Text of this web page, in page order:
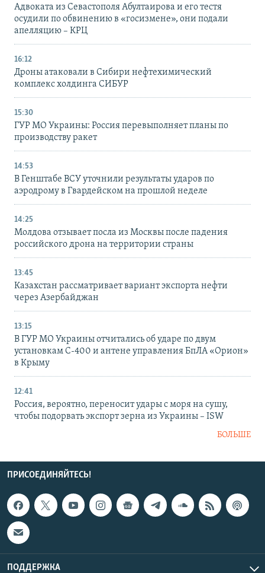
Адвоката из Севастополя Абултаирова и его тестя
осудили по обвинению в «госизмене», они подали
апелляцию – КРЦ
16:12
Дроны атаковали в Сибири нефтехимический
комплекс холдинга СИБУР
15:30
ГУР МО Украины: Россия перевыполняет планы по
производству ракет
14:53
В Генштабе ВСУ уточнили результаты ударов по
аэродрому в Гвардейском на прошлой неделе
14:25
Молдова отзывает посла из Москвы после падения
российского дрона на территории страны
13:45
Казахстан рассматривает вариант экспорта нефти
через Азербайджан
13:15
В ГУР МО Украины отчитались об ударе по двум
установкам С-400 и антене управления БпЛА «Орион»
в Крыму
12:41
Россия, вероятно, переносит удары с моря на сушу,
чтобы подорвать экспорт зерна из Украины – ISW
БОЛЬШЕ
ПРИСОЕДИНЯЙТЕСЬ!
ПОДДЕРЖКА